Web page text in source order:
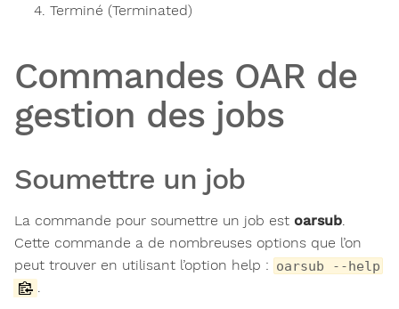
Terminé (Terminated)
Commandes OAR de
gestion des jobs
Soumettre un job
La commande pour soumettre un job est oarsub.
Cette commande a de nombreuses options que l’on
peut trouver en utilisant l’option help : oarsub --help
.